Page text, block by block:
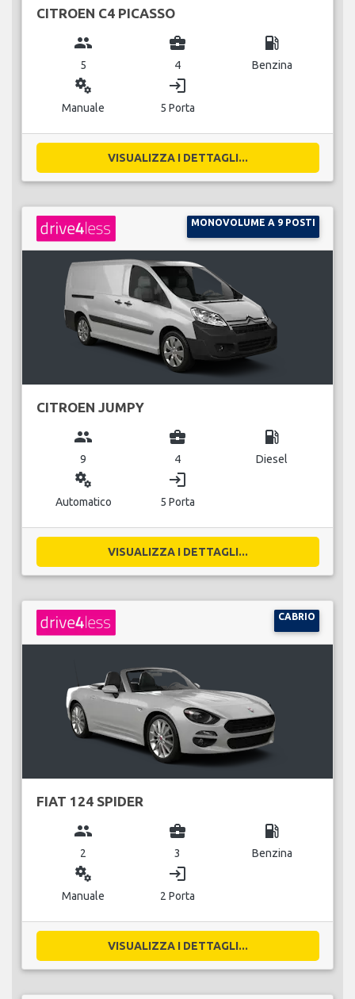
CITROEN C4 PICASSO
group
5
business_center
4
local_gas_station
Benzina
miscellaneous_services
Manuale
login
5 Porta
VISUALIZZA I DETTAGLI...
MONOVOLUME A 9 POSTI
CITROEN JUMPY
group
9
business_center
4
local_gas_station
Diesel
miscellaneous_services
Automatico
login
5 Porta
VISUALIZZA I DETTAGLI...
CABRIO
FIAT 124 SPIDER
group
2
business_center
3
local_gas_station
Benzina
miscellaneous_services
Manuale
login
2 Porta
VISUALIZZA I DETTAGLI...